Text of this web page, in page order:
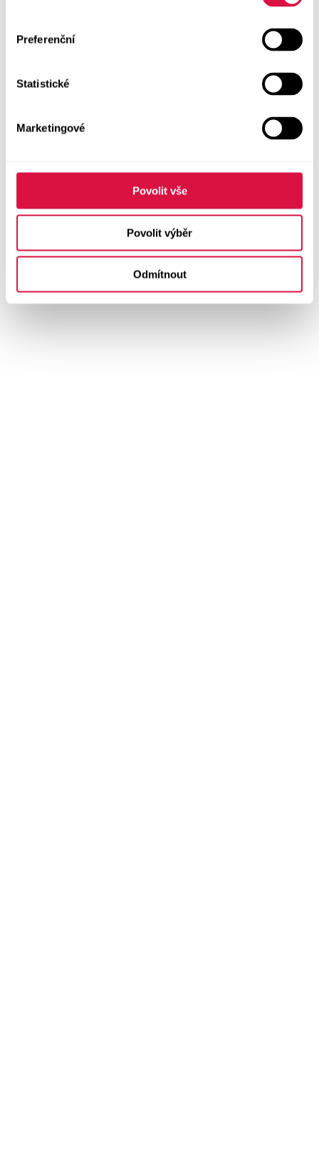
Preferenční
Statistické
Marketingové
Povolit vše
Povolit výběr
Odmítnout